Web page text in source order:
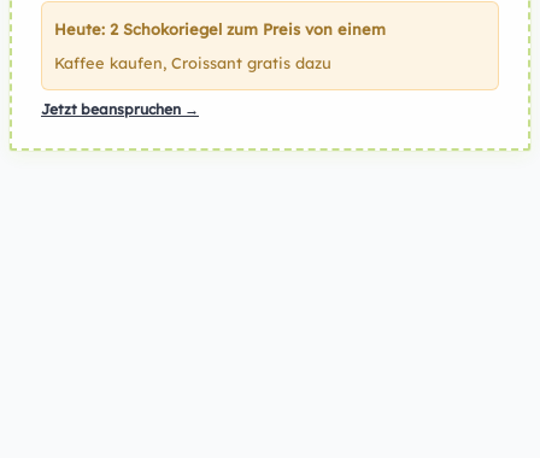
Heute: 2 Schokoriegel zum Preis von einem
Kaffee kaufen, Croissant gratis dazu
Jetzt beanspruchen →